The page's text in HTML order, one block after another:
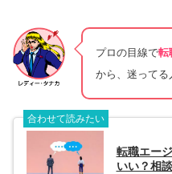
プロの目線で転
から、迷ってる
合わせて読みたい
転職エー
いい？相